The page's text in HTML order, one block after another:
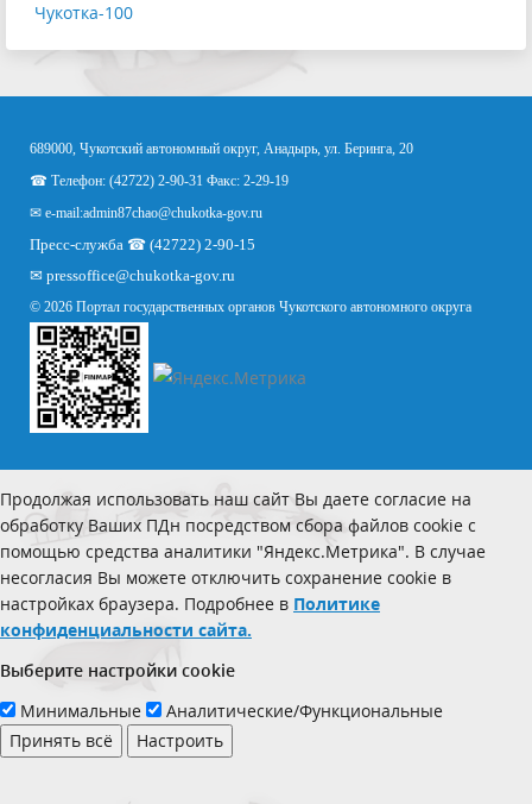
Чукотка-100
689000, Чукотский автономный округ, Анадырь, ул. Беринга, 20
☎ Телефон: (42722) 2-90-31 Факс: 2-29-19
✉ e-mail:admin87chao@chukotka-gov.ru
Пресс-служба ☎ (42722) 2-90-15
✉ pressoffice@chukotka-gov.ru
© 2026 Портал государственных органов Чукотского автономного округа
Продолжая использовать наш сайт Вы даете согласие на
обработку Ваших ПДн посредством сбора файлов cookie с
помощью средства аналитики "Яндекс.Метрика". В случае
несогласия Вы можете отключить сохранение cookie в
настройках браузера. Подробнее в Политике
конфиденциальности сайта.
Выберите настройки cookie
Минимальные
Аналитические/Функциональные
Принять всё
Настроить